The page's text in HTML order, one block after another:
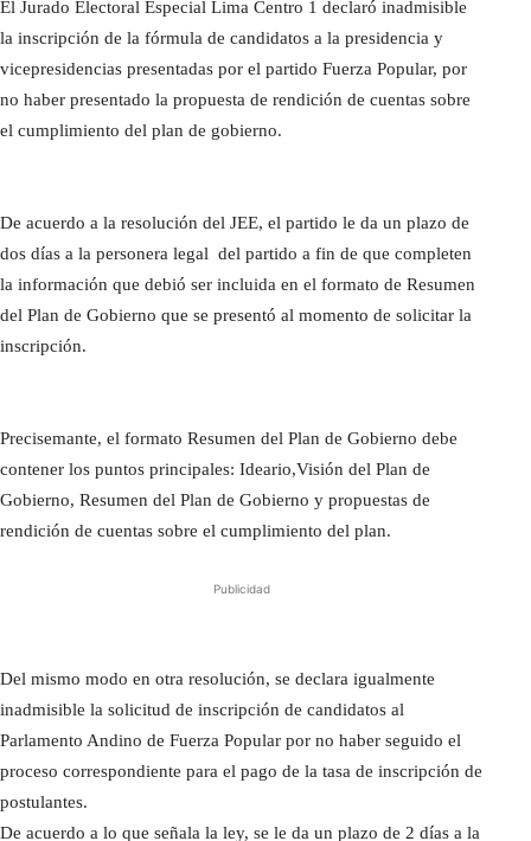
El Jurado Electoral Especial Lima Centro 1 declaró inadmisible
la inscripción de la fórmula de candidatos a la presidencia y
vicepresidencias presentadas por el partido Fuerza Popular, por
no haber presentado la propuesta de rendición de cuentas sobre
el cumplimiento del plan de gobierno.
De acuerdo a la resolución del JEE, el partido le da un plazo de
dos días a la personera legal del partido a fin de que completen
la información que debió ser incluida en el formato de Resumen
del Plan de Gobierno que se presentó al momento de solicitar la
inscripción.
Precisemante, el formato Resumen del Plan de Gobierno debe
contener los puntos principales: Ideario,Visión del Plan de
Gobierno, Resumen del Plan de Gobierno y propuestas de
rendición de cuentas sobre el cumplimiento del plan.
Publicidad
Del mismo modo en otra resolución, se declara igualmente
inadmisible la solicitud de inscripción de candidatos al
Parlamento Andino de Fuerza Popular por no haber seguido el
proceso correspondiente para el pago de la tasa de inscripción de
postulantes.
De acuerdo a lo que señala la ley, se le da un plazo de 2 días a la